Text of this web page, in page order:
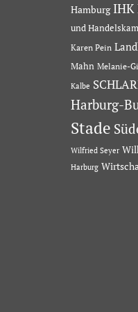
Hamburg IHK
und
Karen Pein
Mahn Melanie-
Kalbe
Harburg-
Stade
Wilfried Seyer
Harburg